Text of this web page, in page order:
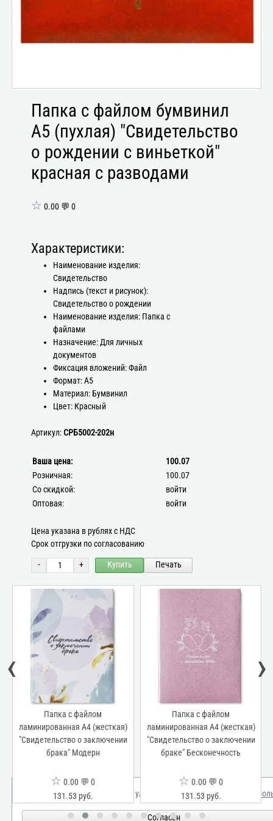
Папка с файлом бумвинил
А5 (пухлая) "Свидетельство
о рождении с виньеткой"
красная с разводами
☆ 0.00 💬 0
Характеристики:
Наименование изделия:
Свидетельство
Надпись (текст и рисунок):
Свидетельство о рождении
Наименование изделия: Папка с
файлами
Назначение: Для личных
документов
Фиксация вложений: Файл
Формат: А5
Материал: Бумвинил
Цвет: Красный
Артикул:СРБ5002-202н
Ваша цена:
100.07
Розничная:
100.07
Со скидкой:
войти
Оптовая:
войти
Цена указана в рублях с НДС
Срок отгрузки по согласованию
- + Купить Печать
Папка с файлом
ламинированная А4 (жесткая)
"Свидетельство о заключении
брака" Модерн
☆ 0.00 💬 0
131.53 руб.
Папка с файлом
ламинированная А4 (жесткая)
"Свидетельство о заключении
браке" Бесконечность
☆ 0.00 💬 0
131.53 руб.
‹ ›
Мы используем куки для улучшения вашего опыта. Узнать
Согласен